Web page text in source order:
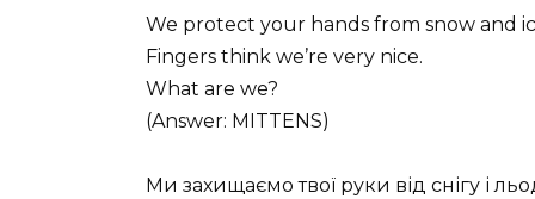
We protect your hands from snow and
Fingers think we’re very nice.
What are we?
(Answer: MITTENS)
Ми захищаємо твої руки від снігу і